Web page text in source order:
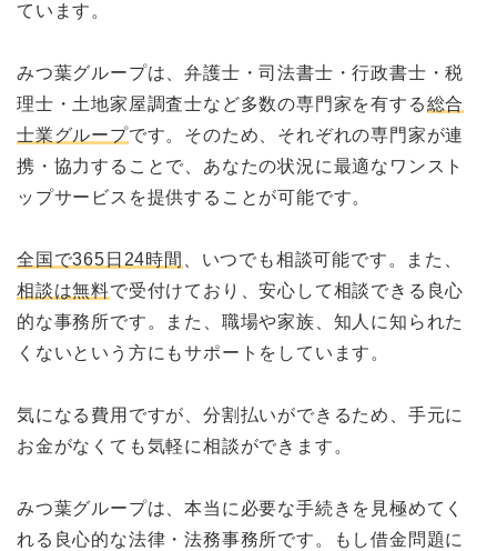
ています。
みつ葉グループは、弁護士・司法書士・行政書士・税
理士・土地家屋調査士など多数の専門家を有する総合
士業グループです。そのため、それぞれの専門家が連
携・協力することで、あなたの状況に最適なワンスト
ップサービスを提供することが可能です。
全国で365日24時間
、いつでも相談可能です。また、
相談は無料で受付けており、安心して相談できる良心
的な事務所です。また、職場や家族、知人に知られた
くないという方にもサポートをしています。
気になる費用ですが、分割払いができるため、手元に
お金がなくても気軽に相談ができます。
みつ葉グループは、本当に必要な手続きを見極めてく
れる良心的な法律・法務事務所です。もし借金問題に